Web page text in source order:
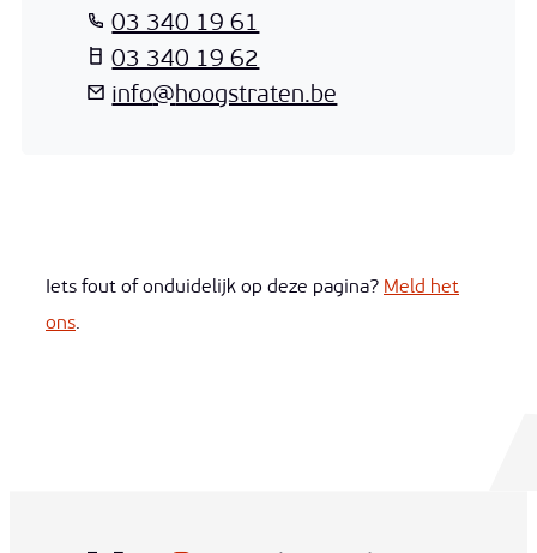
03 340 19 61
03 340 19 62
E-mailinfo@hoogstraten.be
Iets fout of onduidelijk op deze pagina? Meld het
ons.